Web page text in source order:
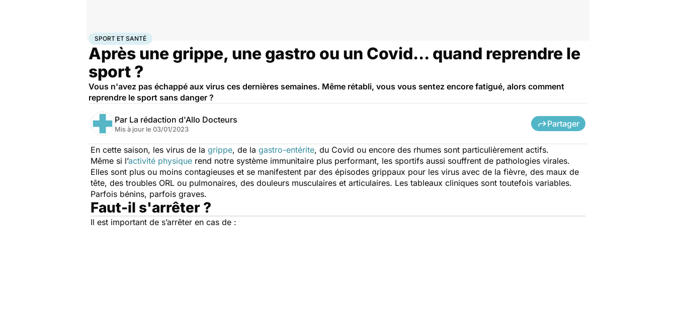
AccueilBien-êtreSport santé
SPORT ET SANTÉ
Après une grippe, une gastro ou un Covid... quand reprendre le
sport ?
Vous n'avez pas échappé aux virus ces dernières semaines. Même rétabli, vous vous sentez encore fatigué, alors comment
reprendre le sport sans danger ?
Par La rédaction d'Allo Docteurs
Mis à jour le 03/01/2023
Partager
En cette saison, les virus de la grippe, de la gastro-entérite, du Covid ou encore des rhumes sont particulièrement actifs.
Même si l’activité physique rend notre système immunitaire plus performant, les sportifs aussi souffrent de pathologies virales.
Elles sont plus ou moins contagieuses et se manifestent par des épisodes grippaux pour les virus avec de la fièvre, des maux de
tête, des troubles ORL ou pulmonaires, des douleurs musculaires et articulaires. Les tableaux cliniques sont toutefois variables.
Parfois bénins, parfois graves.
Faut-il s'arrêter ?
Il est important de s’arrêter en cas de :